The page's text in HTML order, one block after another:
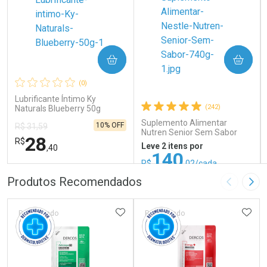
(0)
Lubrificante Íntimo Ky
Naturals Blueberry 50g
R$ 31,59
R$28,40
10% OFF
COMPRAR
FECHAR
FECHAR
Por Menos
(242)
Suplemento Alimentar
Nutren Senior Sem Sabor
740g
Leve 2 itens por
R$140,02/cada
COMPRAR
Por Menos
Produtos Recomendados Imagem
Patrocinado ADICIONAR AOS FAVORITOS
Patrocinado